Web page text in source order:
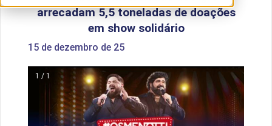
arrecadam 5,5 toneladas de doações
em show solidário
15 de dezembro de 25
1 / 1